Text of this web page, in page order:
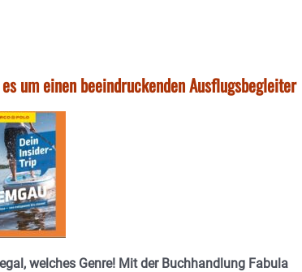
um einen beeindruckenden Ausflugsbegleiter
welches Genre! Mit der Buchhandlung Fabula